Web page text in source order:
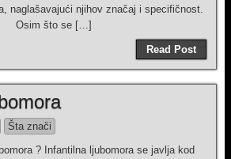
naglašavajući njihov značaj i specifičnost.
Osim što se […]
Read Post
Šta znači
? Infantilna ljubomora se javlja kod